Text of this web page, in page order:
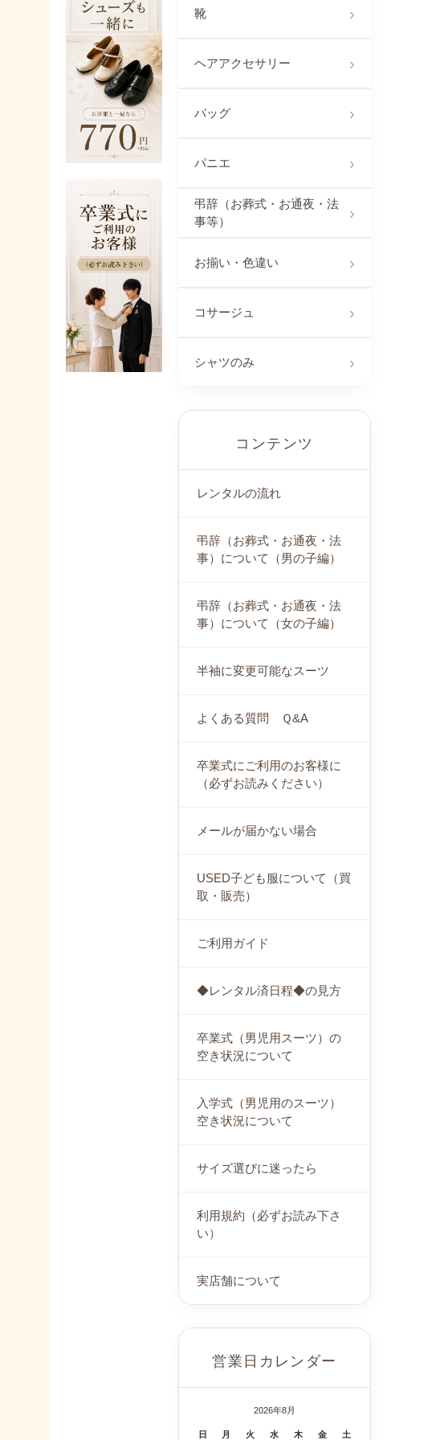
靴
ヘアアクセサリー
バッグ
パニエ
弔辞（お葬式・お通夜・法
事等）
お揃い・色違い
コサージュ
シャツのみ
コンテンツ
レンタルの流れ
弔辞（お葬式・お通夜・法
事）について（男の子編）
弔辞（お葬式・お通夜・法
事）について（女の子編）
半袖に変更可能なスーツ
よくある質問 Ｑ&A
卒業式にご利用のお客様に
（必ずお読みください）
メールが届かない場合
USED子ども服について（買
取・販売）
ご利用ガイド
◆レンタル済日程◆の見方
卒業式（男児用スーツ）の
空き状況について
入学式（男児用のスーツ）
空き状況について
サイズ選びに迷ったら
利用規約（必ずお読み下さ
い）
実店舗について
営業日カレンダー
2026年8月
日 月 火 水 木 金 土